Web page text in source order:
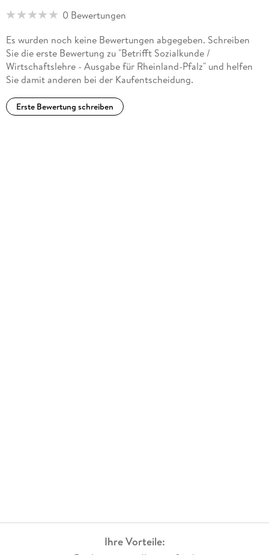
0 Bewertungen
Es wurden noch keine Bewertungen abgegeben. Schreiben
Sie die erste Bewertung zu "Betrifft Sozialkunde /
Wirtschaftslehre - Ausgabe für Rheinland-Pfalz" und helfen
Sie damit anderen bei der Kaufentscheidung.
Erste Bewertung schreiben
Ihre Vorteile: